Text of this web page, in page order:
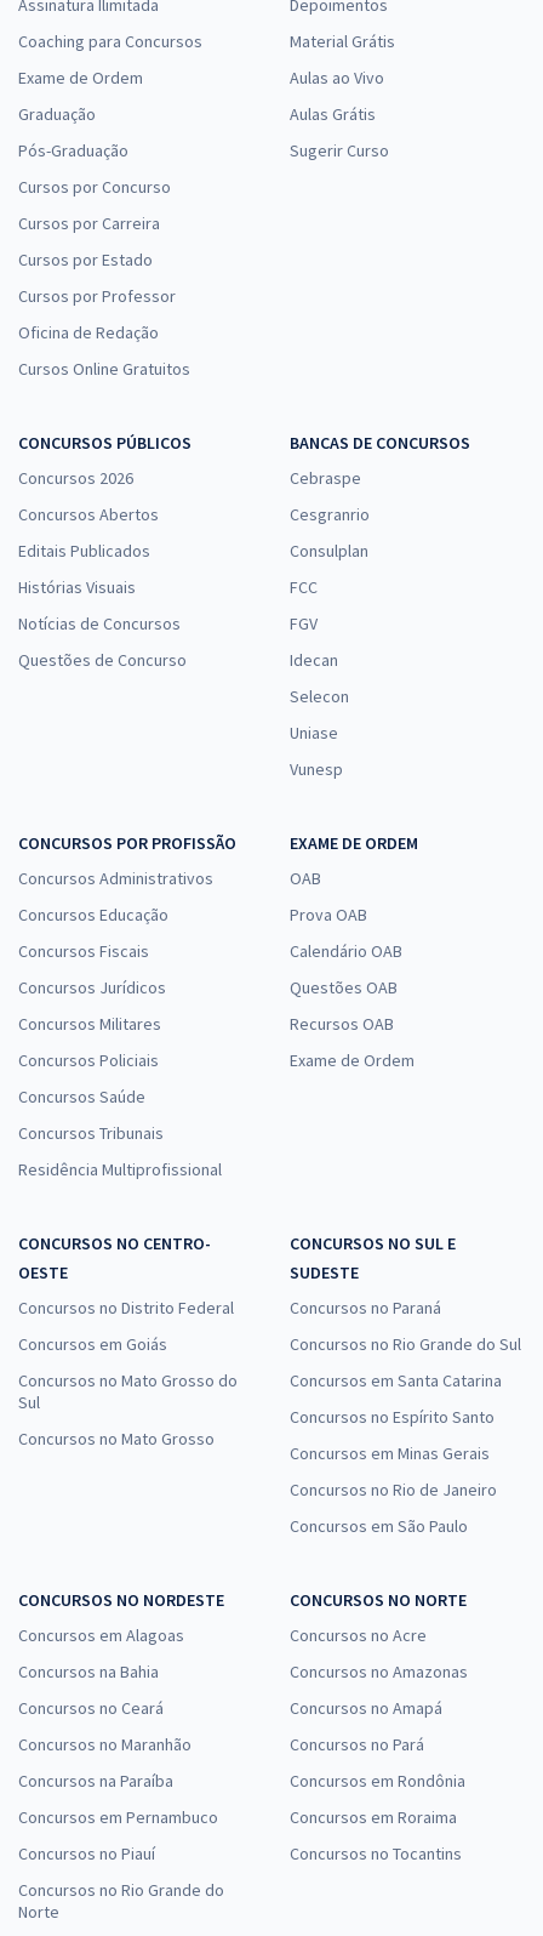
Assinatura Ilimitada
Coaching para Concursos
Exame de Ordem
Graduação
Pós-Graduação
Cursos por Concurso
Cursos por Carreira
Cursos por Estado
Cursos por Professor
Oficina de Redação
Cursos Online Gratuitos
Depoimentos
Material Grátis
Aulas ao Vivo
Aulas Grátis
Sugerir Curso
CONCURSOS PÚBLICOS
Concursos 2026
Concursos Abertos
Editais Publicados
Histórias Visuais
Notícias de Concursos
Questões de Concurso
BANCAS DE CONCURSOS
Cebraspe
Cesgranrio
Consulplan
FCC
FGV
Idecan
Selecon
Uniase
Vunesp
CONCURSOS POR PROFISSÃO
Concursos Administrativos
Concursos Educação
Concursos Fiscais
Concursos Jurídicos
Concursos Militares
Concursos Policiais
Concursos Saúde
Concursos Tribunais
Residência Multiprofissional
EXAME DE ORDEM
OAB
Prova OAB
Calendário OAB
Questões OAB
Recursos OAB
Exame de Ordem
CONCURSOS NO CENTRO-
OESTE
Concursos no Distrito Federal
Concursos em Goiás
Concursos no Mato Grosso do
Sul
Concursos no Mato Grosso
CONCURSOS NO SUL E
SUDESTE
Concursos no Paraná
Concursos no Rio Grande do Sul
Concursos em Santa Catarina
Concursos no Espírito Santo
Concursos em Minas Gerais
Concursos no Rio de Janeiro
Concursos em São Paulo
CONCURSOS NO NORDESTE
Concursos em Alagoas
Concursos na Bahia
Concursos no Ceará
Concursos no Maranhão
Concursos na Paraíba
Concursos em Pernambuco
Concursos no Piauí
Concursos no Rio Grande do
Norte
CONCURSOS NO NORTE
Concursos no Acre
Concursos no Amazonas
Concursos no Amapá
Concursos no Pará
Concursos em Rondônia
Concursos em Roraima
Concursos no Tocantins